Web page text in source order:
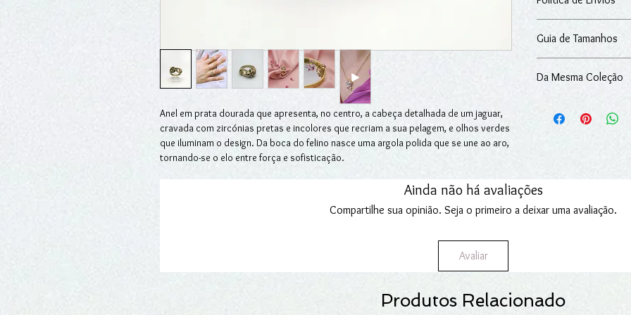
Anel em prata dourada que apresenta, no centro, a cabeça detalhada de um jaguar,
cravada com zircónias pretas e incolores que recriam a sua pelagem, e olhos verdes
que iluminam o design. Da boca do felino nasce uma argola polida que se une ao aro,
tornando-se o elo entre força e sofisticação.
imponência da peça. Símbolo de poder, coragem e beleza exótica, este anel conjuga
irreverência e elegância numa criação moderna e marcante, pensada para mulheres
que procuram joias com identidade e expressão.
adquiridos na loja
Para mais
Devoluções.
excluindo-se
nossos serviços.
Fazemos entregas em
Para mais
Guia de Tamanhos
Da Mesma Coleção
Brincos: SKU -
311663
Ainda não há avaliações
Compartilhe sua opinião. Seja o primeiro a deixar uma avaliação.
Avaliar
Produtos Relacionado